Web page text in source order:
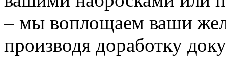
– мы воплощаем ваши
производя доработку